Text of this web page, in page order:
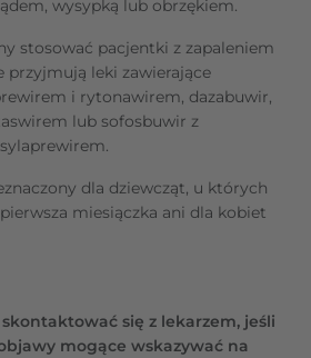
wysypką lub obrzękiem.
stosować pacjentki z zapaleniem
leki zawierające
i rytonawirem, dazabuwir,
lub sofosbuwir z
dla dziewcząt, u których
miesiączka ani dla kobiet
skontaktować się z lekarzem, jeśli
mogące wskazywać na